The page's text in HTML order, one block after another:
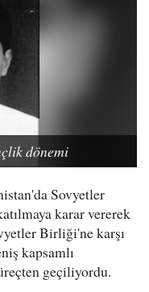
dönemi
Sovyetler
karar vererek
Birliği'ne karşı
kapsamlı
geçiliyordu.